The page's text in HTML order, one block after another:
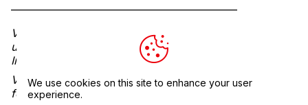
Vi tilbyr gunstig finansiering – ta kontakt for et
uforpliktende tilbud.
Innbytte vurderes.
Vi anbefaler at objektet besiktiges før kjøp. Det tas
forbehold om eventuelle feil i annonsen.
We use cookies on this site to enhance your user
experience.